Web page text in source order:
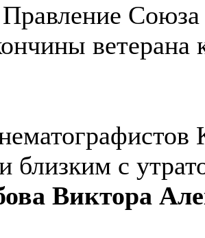
Правление Союза
ветерана
близким с
Виктора